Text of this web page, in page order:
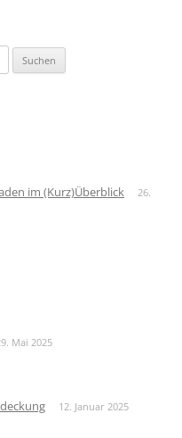
im (Kurz)Überblick
26.
Mai 2025
12. Januar 2025